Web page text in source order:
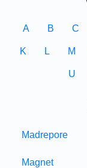
A B C
K L M
U
Madrepore
Magnet